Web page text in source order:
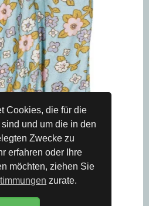
Cookies, die für die
und um die in den
Zwecke zu
erfahren oder Ihre
möchten, ziehen Sie
zurate.